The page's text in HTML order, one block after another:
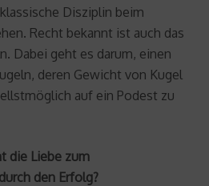
Disziplin beim
Recht bekannt ist auch das
Dabei geht es darum, einen
deren Gewicht von Kugel
auf ein Podest zu
die Liebe zum
den Erfolg?